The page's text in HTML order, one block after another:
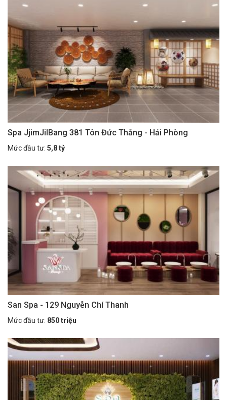
Spa JjimJilBang 381 Tôn Đức Thắng - Hải Phòng
Mức đầu tư: 5,8 tỷ
San Spa - 129 Nguyễn Chí Thanh
Mức đầu tư: 850 triệu